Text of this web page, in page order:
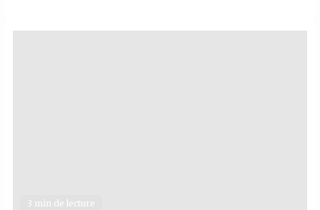
3 min de lecture